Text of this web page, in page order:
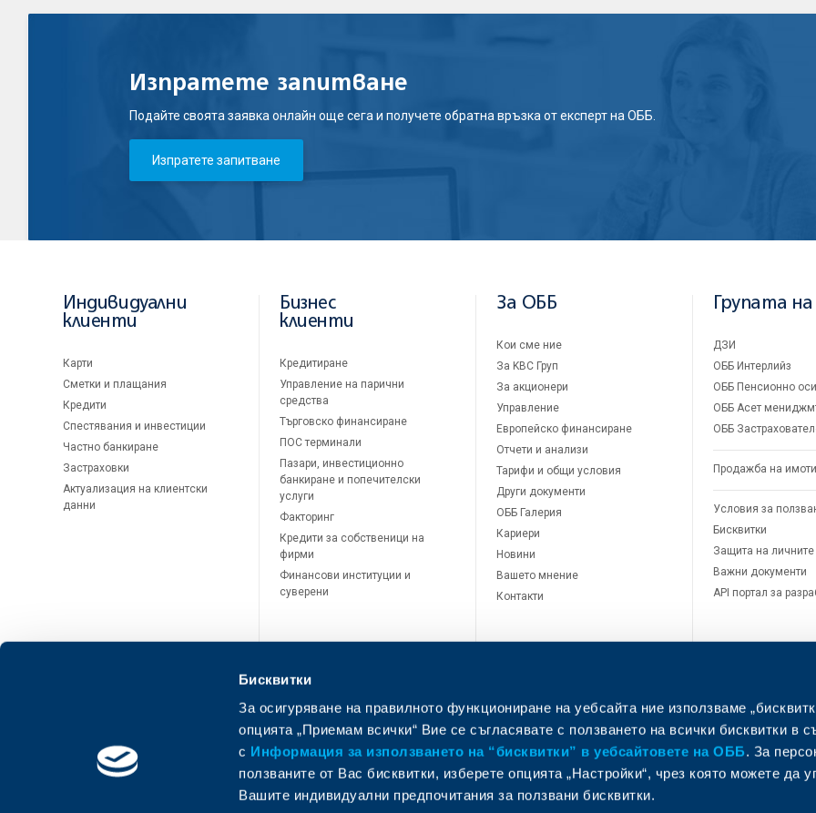
Бисквитки
За осигуряване на правилното функциониране на уебсайта ние използваме
опцията „Приемам всички“ Вие се съгласявате с ползването на всички бисквитки в
с Информация за използването на “бисквитки” в уебсайтовете на ОББ. За
ползваните от Вас бисквитки, изберете опцията „Настройки“, чрез която можете да
Вашите индивидуални предпочитания за ползвани бисквитки.
Изпратете запитване
Подайте своята заявка онлайн още сега и получете обратна връзка от експерт на ОББ.
Изпратете запитване
Индивидуални
клиенти
Карти
Сметки и плащания
Кредити
Спестявания и инвестиции
Частно банкиране
Застраховки
Актуализация на клиентски
данни
Бизнес
клиенти
Кредитиране
Управление на парични
средства
Търговско финансиране
ПОС терминали
Пазари, инвестиционно
банкиране и попечителски
услуги
Факторинг
Кредити за собственици на
фирми
Финансови институции и
суверени
За ОББ
Кои сме ние
За KBC Груп
За акционери
Управление
Европейско финансиране
Отчети и анализи
Тарифи и общи условия
Други документи
ОББ Галерия
Кариери
Новини
Вашето мнение
Контакти
Групата на
ДЗИ
ОББ Интерлийз
ОББ Пенсионно
ОББ Асет
ОББ
Продажба на имоти
Условия за
Бисквитки
Защита на
Важни документи
API портал за
ОББ Мобайл